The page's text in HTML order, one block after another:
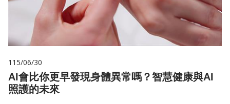
115/06/30
AI會比你更早發現身體異常嗎？智慧健康與AI
照護的未來